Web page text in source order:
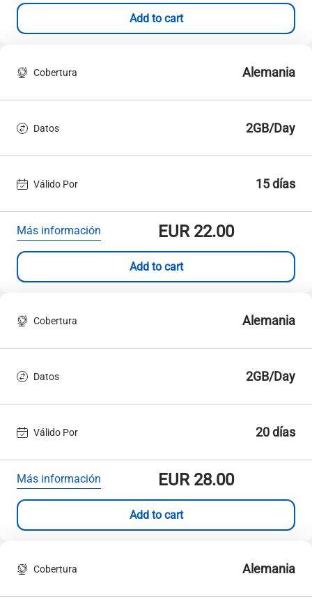
Add to cart
Cobertura Alemania
Datos 2GB/Day
Válido Por 15 días
Más información EUR22.00
Add to cart
Cobertura Alemania
Datos 2GB/Day
Válido Por 20 días
Más información EUR28.00
Add to cart
Cobertura Alemania